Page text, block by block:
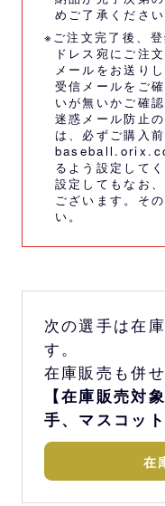
めご了承ください
※ご注文完了後、
ドレス宛にご注
メールをお送り
受信メールをご
いが無いかご確認
迷惑メール防止
は、必ずご購入
るよう設定してく
設定してもなお
ございます。その
い。
次の選手は在
す。
在庫販売も併
【在庫販売対
手、マスコッ
在